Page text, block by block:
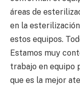
áreas de
en la
estos equipos.
Estamos muy
trabajo en equipo
que es la mejor